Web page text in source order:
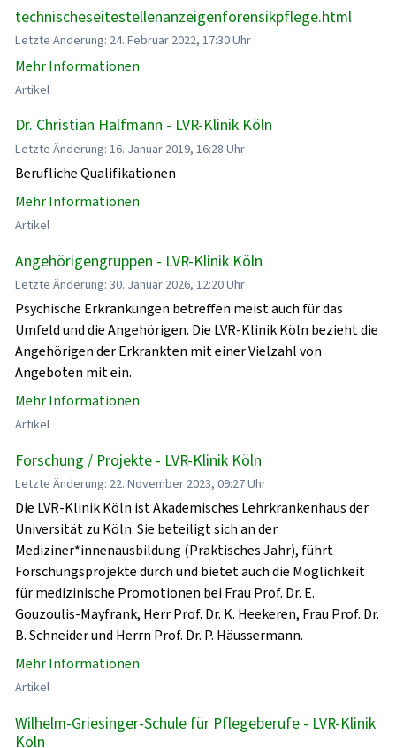
technischeseitestellenanzeigenforensikpflege.html
Letzte Änderung: 24. Februar 2022, 17:30 Uhr
Mehr Informationen
Artikel
Dr. Christian Halfmann - LVR-Klinik Köln
Letzte Änderung: 16. Januar 2019, 16:28 Uhr
Berufliche Qualifikationen
Mehr Informationen
Artikel
Angehörigengruppen - LVR-Klinik Köln
Letzte Änderung: 30. Januar 2026, 12:20 Uhr
Psychische Erkrankungen betreffen meist auch für das
Umfeld und die Angehörigen. Die LVR-Klinik Köln bezieht die
Angehörigen der Erkrankten mit einer Vielzahl von
Angeboten mit ein.
Mehr Informationen
Artikel
Forschung / Projekte - LVR-Klinik Köln
Letzte Änderung: 22. November 2023, 09:27 Uhr
Die LVR-Klinik Köln ist Akademisches Lehrkrankenhaus der
Universität zu Köln. Sie beteiligt sich an der
Mediziner*innenausbildung (Praktisches Jahr), führt
Forschungsprojekte durch und bietet auch die Möglichkeit
für medizinische Promotionen bei Frau Prof. Dr. E.
Gouzoulis-Mayfrank, Herr Prof. Dr. K. Heekeren, Frau Prof. Dr.
B. Schneider und Herrn Prof. Dr. P. Häussermann.
Mehr Informationen
Artikel
Wilhelm-Griesinger-Schule für Pflegeberufe - LVR-Klinik
Köln